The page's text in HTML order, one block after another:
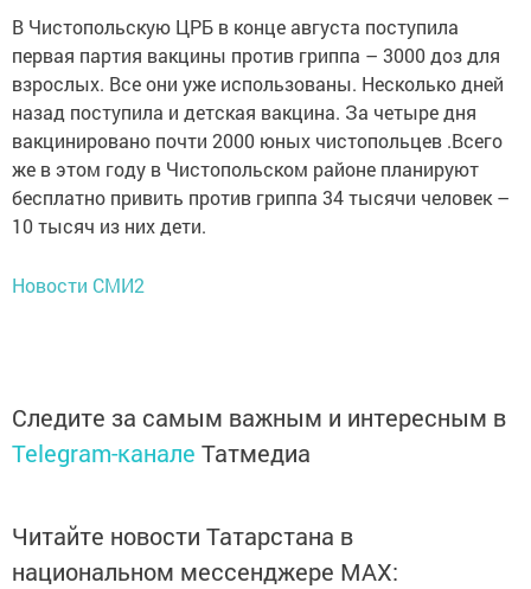
В Чистопольскую ЦРБ в конце августа поступила
первая партия вакцины против гриппа – 3000 доз для
взрослых. Все они уже использованы. Несколько дней
назад поступила и детская вакцина. За четыре дня
вакцинировано почти 2000 юных чистопольцев .Всего
же в этом году в Чистопольском районе планируют
бесплатно привить против гриппа 34 тысячи человек –
10 тысяч из них дети.
Новости СМИ2
Следите за самым важным и интересным в
Telegram-канале Татмедиа
Читайте новости Татарстана в
национальном мессенджере MАХ: